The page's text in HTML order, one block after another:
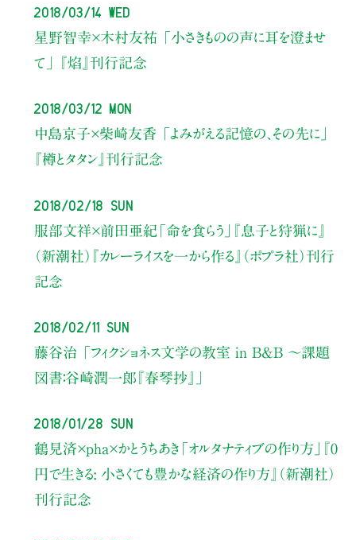
2018/03/14 Wed
星野智幸×木村友祐
「小さきものの声に耳を澄ませ
て」
『焰』刊行記念
2018/03/12 Mon
中島京子×柴崎友香
「よみがえる記憶の、その先に」
『樽とタタン』刊行記念
2018/02/18 Sun
服部文祥×前田亜紀 「命を食らう」
『息子と狩猟に』
（新潮社） 『カレーライスを一から作る』（ポプラ社）刊行
記念
2018/02/11 Sun
藤谷治
「フィクショネス文学の教室 in B&B 〜課題
図書：谷崎潤一郎『春琴抄』」
2018/01/28 Sun
鶴見済×pha×かとうちあき 「オルタナティブの作り方」
『0
円で生きる: 小さくても豊かな経済の作り方』（新潮社）
刊行記念